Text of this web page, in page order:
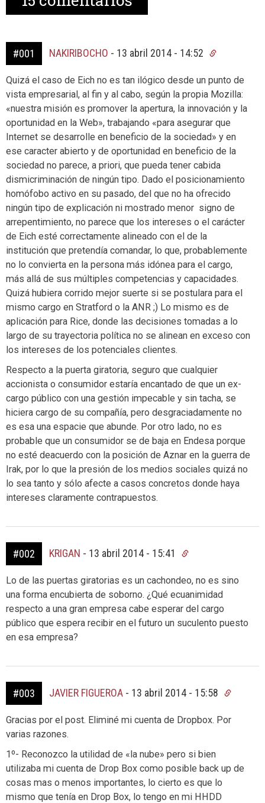
#001 NAKIRIBOCHO - 13 abril 2014 - 14:52
Quizá el caso de Eich no es tan ilógico desde un punto de
vista empresarial, al fin y al cabo, según la propia Mozilla:
«nuestra misión es promover la apertura, la innovación y la
oportunidad en la Web», trabajando «para asegurar que
Internet se desarrolle en beneficio de la sociedad» y en
ese caracter abierto y de oportunidad en beneficio de la
sociedad no parece, a priori, que pueda tener cabida
dismicriminación de ningún tipo. Dado el posicionamiento
homófobo activo en su pasado, del que no ha ofrecido
ningún tipo de explicación ni mostrado menor signo de
arrepentimiento, no parece que los intereses o el carácter
de Eich esté correctamente alineado con el de la
institución que pretendía comandar, lo que, probablemente
no lo convierta en la persona más idónea para el cargo,
más allá de sus múltiples competencias y capacidades.
Quizá hubiera corrido mejor suerte si se postulara para el
mismo cargo en Stratford o la ANR ;) Lo mismo es de
aplicación para Rice, donde las decisiones tomadas a lo
largo de su trayectoria política no se alinean en exceso con
los intereses de los potenciales clientes.
Respecto a la puerta giratoria, seguro que cualquier
accionista o consumidor estaría encantado de que un ex-
cargo público con una gestión impecable y sin tacha, se
hiciera cargo de su compañía, pero desgraciadamente no
es esa una espacie que abunde. Por otro lado, no es
probable que un consumidor se de baja en Endesa porque
no esté deacuerdo con la posición de Aznar en la guerra de
Irak, por lo que la presión de los medios sociales quizá no
lo sea tanto y sólo afecte a casos concretos donde haya
intereses claramente contrapuestos.
#002 KRIGAN - 13 abril 2014 - 15:41
Lo de las puertas giratorias es un cachondeo, no es sino
una forma encubierta de soborno. ¿Qué ecuanimidad
respecto a una gran empresa cabe esperar del cargo
público que espera recibir en el futuro un suculento puesto
en esa empresa?
#003 JAVIER FIGUEROA - 13 abril 2014 - 15:58
Gracias por el post. Eliminé mi cuenta de Dropbox. Por
varias razones.
1º- Reconozco la utilidad de «la nube» pero si bien
utilizaba mi cuenta de Drop Box como posible back up de
cosas mas o menos importantes, lo cierto es que lo
mismo que tenía en Drop Box, lo tengo en mi HHDD